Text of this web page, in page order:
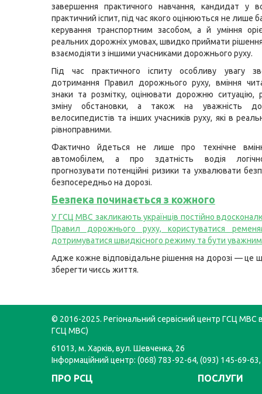
завершення практичного навчання, кандидат у
практичний іспит, під час якого оцінюються не лише
керування транспортним засобом, а й уміння
реальних дорожніх умовах, швидко приймати
взаємодіяти з іншими учасниками дорожнього руху.
Під час практичного іспиту особливу увагу
дотримання Правил дорожнього руху, вміння
знаки та розмітку, оцінювати дорожню ситуацію,
зміну обстановки, а також на уважність до
велосипедистів та інших учасників руху, які в
рівноправними.
Фактично йдеться не лише про технічне
автомобілем, а про здатність водія
прогнозувати потенційні ризики та ухвалювати
безпосередньо на дорозі.
Безпека починається з кожного
У ГСЦ МВС закликають українців постійно
Правил дорожнього руху, користуватися
дотримуватися швидкісного режиму та бути
Адже кожне відповідальне рішення на дорозі — це
зберегти чиєсь життя.
© 2016-2025. Регіональний сервісний центр ГСЦ МВС в
ГСЦ МВС)
61013, м. Харків, вул. Шевченка, 26
Інформаційний центр: (068) 783-92-64, (093) 145-69-
ПРО РСЦ ПОСЛУГИ